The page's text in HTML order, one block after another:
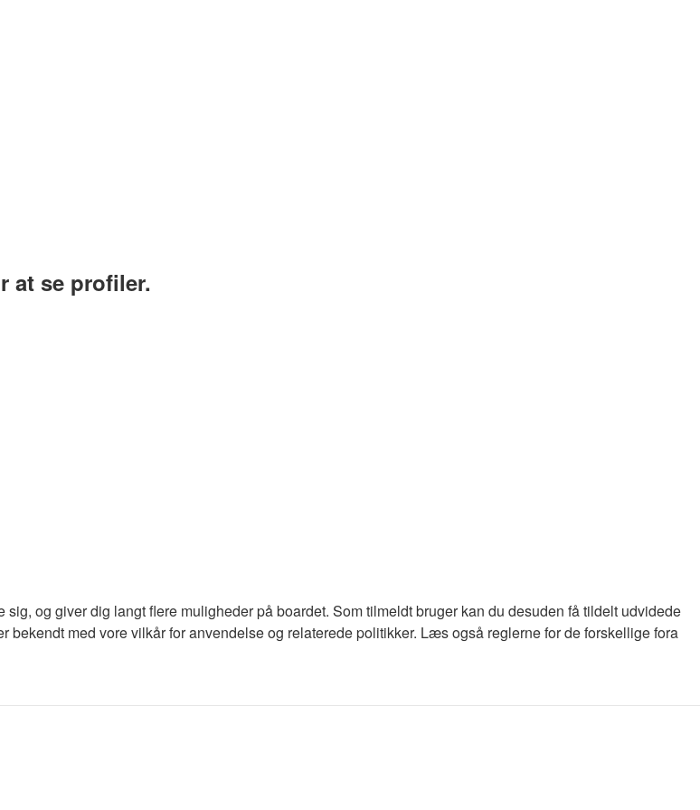
at se profiler.
og giver dig langt flere muligheder på boardet. Som tilmeldt bruger kan du desuden få tildelt udvidede
med vore vilkår for anvendelse og relaterede politikker. Læs også reglerne for de forskellige fora